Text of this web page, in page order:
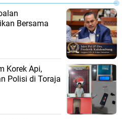
Bersama
Korek Api,
Polisi di Toraja